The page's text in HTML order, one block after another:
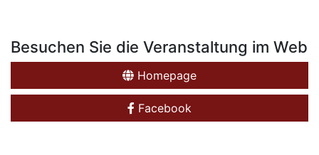
Besuchen Sie die Veranstaltung im Web
Homepage
Facebook